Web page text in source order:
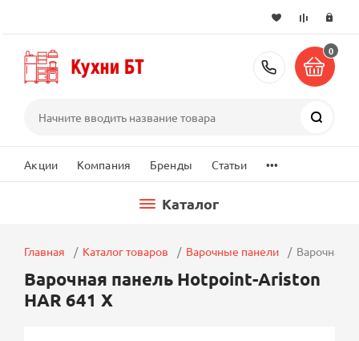
+7 (495)
0
Акции Компания Бренды Статьи ...
Каталог
Главная Каталог товаров Варочные панели Варочная
Варочная панель Hotpoint-Ariston
HAR 641 X